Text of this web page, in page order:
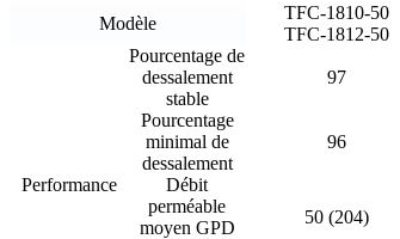
Modèle
TFC-1810-50
TFC-1812-50
Performance
Pourcentage de
dessalement
stable
97
Pourcentage
minimal de
dessalement
96
Débit
perméable
moyen GPD
50 (204)